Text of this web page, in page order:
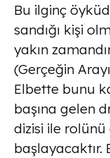
Bu ilginç
sandığı kişi
yakın
(Gerçeğin
Elbette bunu
başına gelen
dizisi ile rolünü
başlayacaktır.